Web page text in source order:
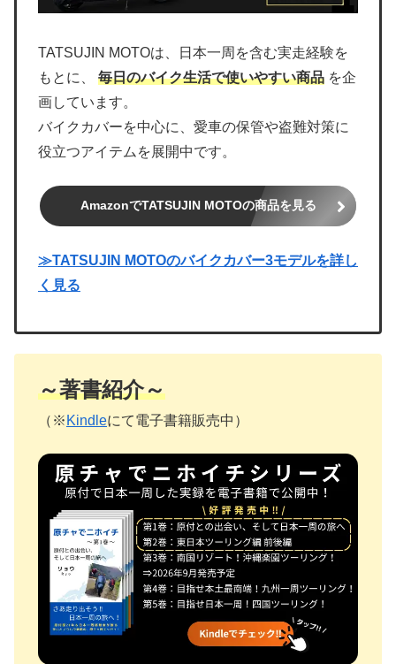
TATSUJIN MOTOは、日本一周を含む実走経験を
もとに、 毎日のバイク生活で使いやすい商品 を企
画しています。
バイクカバーを中心に、愛車の保管や盗難対策に
役立つアイテムを展開中です。
AmazonでTATSUJIN MOTOの商品を見る
≫TATSUJIN MOTOのバイクカバー3モデルを詳し
く見る
～著書紹介～
（※ Kindleにて電子書籍販売中）